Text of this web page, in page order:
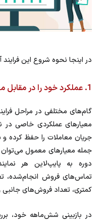
در اینجا نحوه شروع این
1. عملکرد خود را در مقابل معیارهای هدف بررسی کنید
گام‌های مختلفی در مراحل
معیارهای عملکردی خاصی در
جریان معاملات را حفظ کرده
جمله معیارهای معمول می‌توان
دوره به پایپ‌لاین هر
تماس‌های فروش انجام‌شده،
کمتری، تعداد فروش‌های
در بازبینی شش‌ماهه خود،